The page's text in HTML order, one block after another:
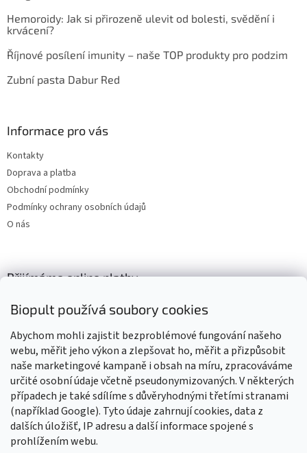
Biopult používá soubory cookies
Abychom mohli zajistit bezproblémové fungování našeho
webu, měřit jeho výkon a zlepšovat ho, měřit a přizpůsobit
naše marketingové kampaně i obsah na míru, zpracováváme
určité osobní údaje včetně pseudonymizovaných. V některých
případech je také sdílíme s důvěryhodnými třetími stranami
(například Google). Tyto údaje zahrnují cookies, data z
dalších úložišť, IP adresu a další informace spojené s
prohlížením webu.
Hemoroidy: Jak si přirozeně ulevit od bolesti, svědění i
krvácení?
Říjnové posílení imunity – naše TOP produkty pro podzim
Zubní pasta Dabur Red
Informace pro vás
Kontakty
Doprava a platba
Obchodní podmínky
Podmínky ochrany osobních údajů
O nás
Přijímáme online platby
Výrobky označené BIO jsou certifikované kontrolní organizací CZ-
BIO-003